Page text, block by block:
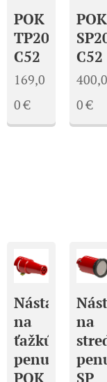
POK
TP200
C52
169,0
0€
POK
C52
400,0
0€
Nástavec
na
ťažkú
penu
POK
na
SP